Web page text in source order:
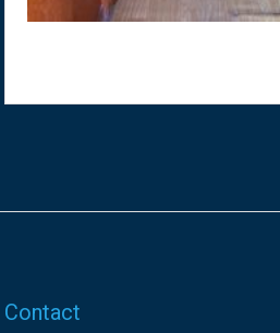
Contact